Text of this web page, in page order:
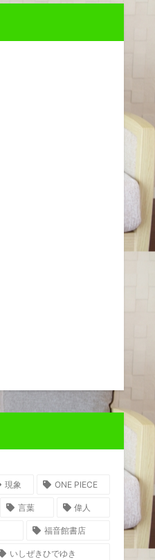
現象 ONE PIECE
言葉 偉人
福音館書店
いしぜきひでゆき